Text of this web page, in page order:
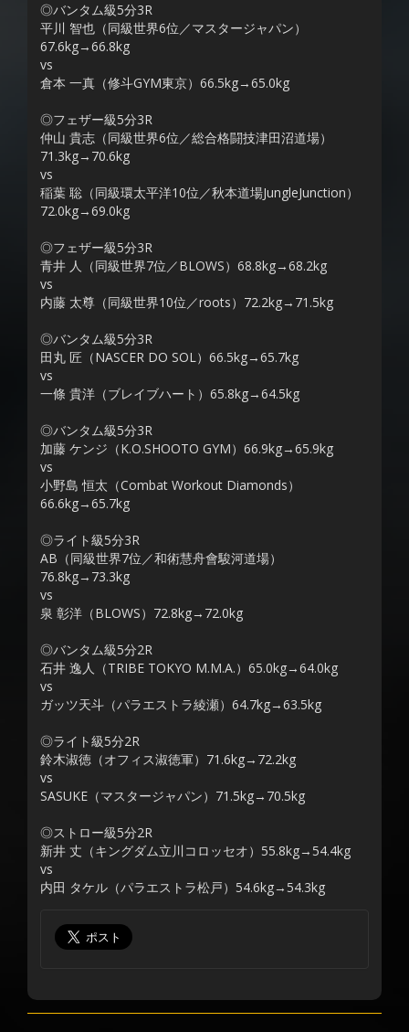
◎バンタム級5分3R
平川 智也（同級世界6位／マスタージャパン）
67.6kg→66.8kg
vs
倉本 一真（修斗GYM東京）66.5kg→65.0kg
◎フェザー級5分3R
仲山 貴志（同級世界6位／総合格闘技津田沼道場）
71.3kg→70.6kg
vs
稲葉 聡（同級環太平洋10位／秋本道場JungleJunction）
72.0kg→69.0kg
◎フェザー級5分3R
青井 人（同級世界7位／BLOWS）68.8kg→68.2kg
vs
内藤 太尊（同級世界10位／roots）72.2kg→71.5kg
◎バンタム級5分3R
田丸 匠（NASCER DO SOL）66.5kg→65.7kg
vs
一條 貴洋（ブレイブハート）65.8kg→64.5kg
◎バンタム級5分3R
加藤 ケンジ（K.O.SHOOTO GYM）66.9kg→65.9kg
vs
小野島 恒太（Combat Workout Diamonds）
66.6kg→65.7kg
◎ライト級5分3R
AB（同級世界7位／和術慧舟會駿河道場）
76.8kg→73.3kg
vs
泉 彰洋（BLOWS）72.8kg→72.0kg
◎バンタム級5分2R
石井 逸人（TRIBE TOKYO M.M.A.）65.0kg→64.0kg
vs
ガッツ天斗（パラエストラ綾瀬）64.7kg→63.5kg
◎ライト級5分2R
鈴木淑徳（オフィス淑徳軍）71.6kg→72.2kg
vs
SASUKE（マスタージャパン）71.5kg→70.5kg
◎ストロー級5分2R
新井 丈（キングダム立川コロッセオ）55.8kg→54.4kg
vs
内田 タケル（パラエストラ松戸）54.6kg→54.3kg